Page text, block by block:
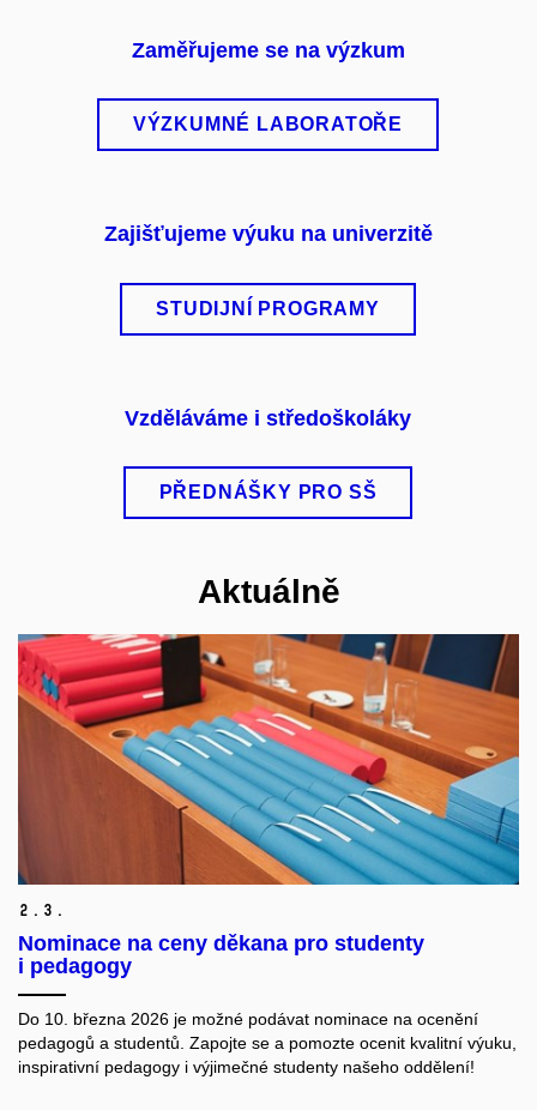
Zaměřujeme se na výzkum
VÝZKUMNÉ LABORATOŘE
Zajišťujeme výuku na univerzitě
STUDIJNÍ PROGRAMY
Vzděláváme i středoškoláky
PŘEDNÁŠKY PRO SŠ
Aktuálně
2. 3.
Nominace na ceny děkana pro studenty
i pedagogy
Do 10. března 2026 je možné podávat nominace na ocenění
pedagogů a studentů. Zapojte se a pomozte ocenit kvalitní výuku,
inspirativní pedagogy i výjimečné studenty našeho oddělení!